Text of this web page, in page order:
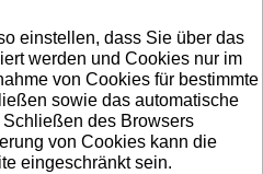
einstellen, dass Sie über das
werden und Cookies nur im
von Cookies für bestimmte
sowie das automatische
des Browsers
von Cookies kann die
eingeschränkt sein.